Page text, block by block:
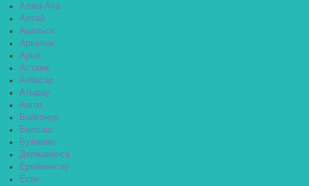
Алма-Ата
Алтай
Аральск
Аркалык
Арыс
Астана
Атбасар
Атырау
Аягоз
Байконур
Балхаш
Булаево
Державинск
Ерейментау
Есик